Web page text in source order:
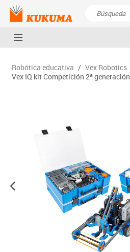
Robótica educativa / Vex Robotics
Vex IQ kit Competición 2ª generación